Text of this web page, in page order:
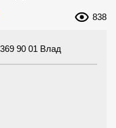
838
90 01 Влад